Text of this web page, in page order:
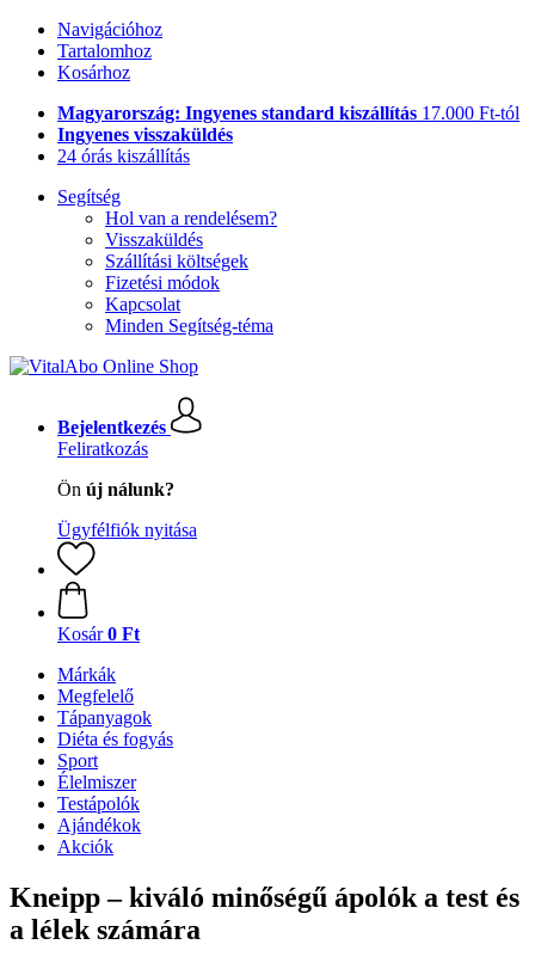
Navigációhoz
Tartalomhoz
Kosárhoz
Magyarország: Ingyenes standard kiszállítás 17.000 Ft-tól
Ingyenes visszaküldés
24 órás kiszállítás
Segítség
Hol van a rendelésem?
Visszaküldés
Szállítási költségek
Fizetési módok
Kapcsolat
Minden Segítség-téma
Bejelentkezés
Feliratkozás
Ön új nálunk?
Ügyfélfiók nyitása
Kosár 0 Ft
Márkák
Megfelelő
Tápanyagok
Diéta és fogyás
Sport
Élelmiszer
Testápolók
Ajándékok
Akciók
Kneipp – kiváló minőségű ápolók a test és
a lélek számára